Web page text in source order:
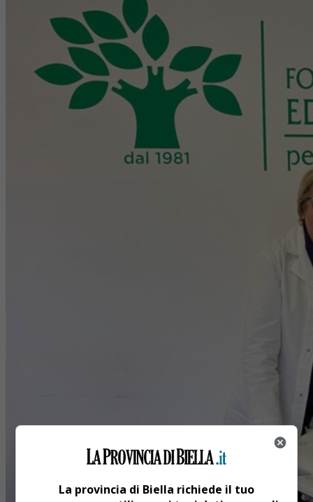
La provincia di Biella richiede il tuo